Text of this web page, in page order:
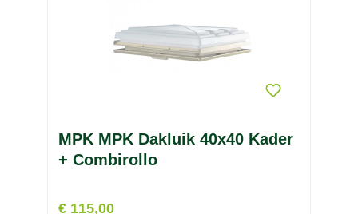
MPK MPK Dakluik 40x40 Kader
+ Combirollo
€ 115,00